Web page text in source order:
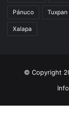
Pánuco
Xalapa
© Copyright